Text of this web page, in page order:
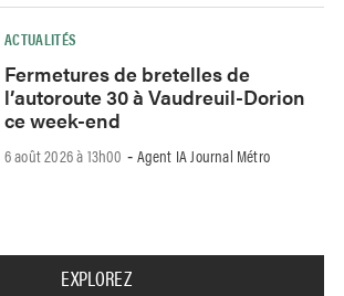
ACTUALITÉS
Fermetures de bretelles de
l’autoroute 30 à Vaudreuil-Dorion
ce week-end
6 août 2026 à 13h00 - Agent IA Journal Métro
EXPLOREZ